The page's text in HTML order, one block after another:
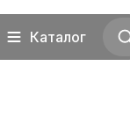
Каталог